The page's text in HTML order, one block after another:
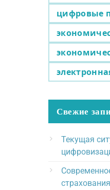
цифровые
Свежие
Текущая